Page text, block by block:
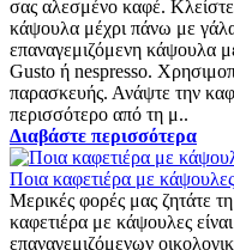
σας αλεσμένο καφέ.
κάψουλα μέχρι πάνω με
επαναγεμιζόμενη κάψουλα
Gusto ή nespresso.
παρασκευής. Ανάψτε την
περισσότερο από τη μ..
Διαβάστε περισσότερα
Ποια καφετιέρα με
Μερικές φορές μας ζητάτε
καφετιέρα με κάψουλες
επαναγεμιζόμενων